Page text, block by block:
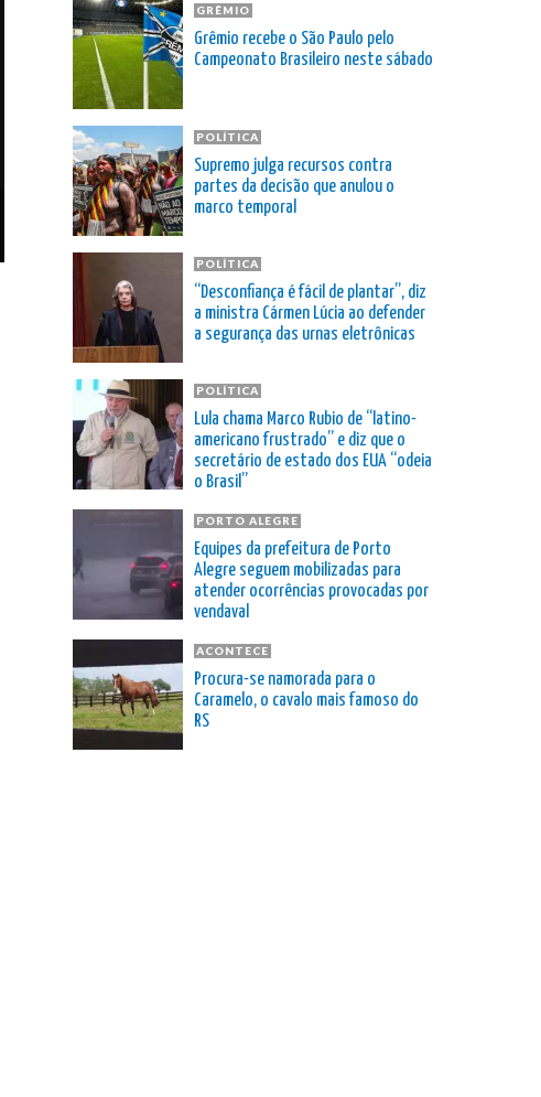
GRÊMIO
Grêmio recebe o São Paulo pelo
Campeonato Brasileiro neste sábado
POLÍTICA
Supremo julga recursos contra
partes da decisão que anulou o
marco temporal
POLÍTICA
“Desconfiança é fácil de plantar”, diz
a ministra Cármen Lúcia ao defender
a segurança das urnas eletrônicas
POLÍTICA
Lula chama Marco Rubio de “latino-
americano frustrado” e diz que o
secretário de estado dos EUA “odeia
o Brasil”
PORTO ALEGRE
Equipes da prefeitura de Porto
Alegre seguem mobilizadas para
atender ocorrências provocadas por
vendaval
ACONTECE
Procura-se namorada para o
Caramelo, o cavalo mais famoso do
RS